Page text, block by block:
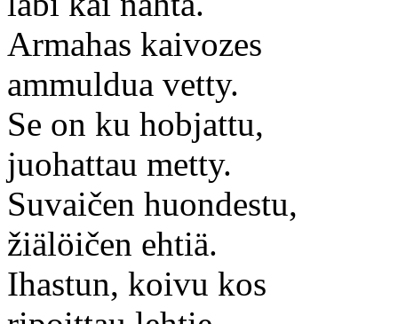
Armahas kaivozes
ammuldua vetty.
Se on ku hobjattu,
juohattau metty.
Suvaičen huondestu,
žiälöičen ehtiä.
Ihastun, koivu kos